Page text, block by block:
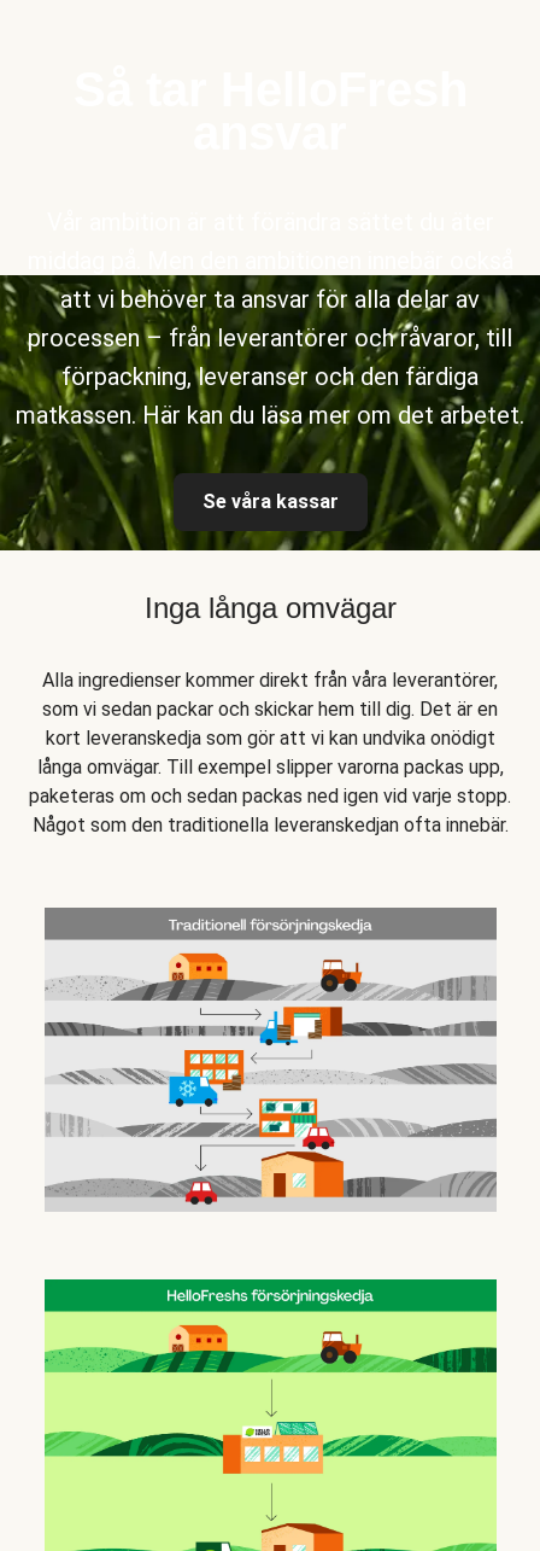
att vi behöver ta ansvar för alla delar av
processen – från leverantörer och råvaror, till
förpackning, leveranser och den färdiga
matkassen. Här kan du läsa mer om det arbetet.
Se våra kassar
Inga långa omvägar
Alla ingredienser kommer direkt från våra leverantörer,
som vi sedan packar och skickar hem till dig. Det är en
kort leveranskedja som gör att vi kan undvika onödigt
långa omvägar. Till exempel slipper varorna packas upp,
paketeras om och sedan packas ned igen vid varje stopp.
Något som den traditionella leveranskedjan ofta innebär.